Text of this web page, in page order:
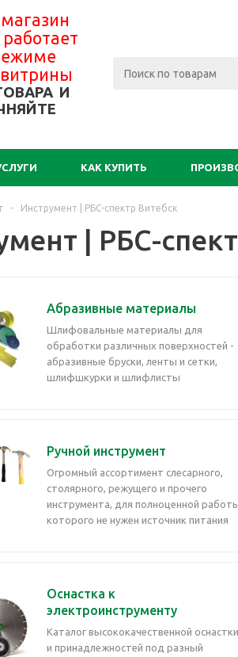
И
КАК КУПИТЬ
- Инструмент | РБС-спектр Витебск
| РБС-
Абразивные материалы
Шлифовальные материалы для
обработки различных поверхностей -
абразивные бруски, ленты и сетки,
шлифшкурки и шлифлисты
Ручной инструмент
Огромный ассортимент слесарного,
столярного, режущего и прочего
инструмента, для полноценной
которого не нужен источник питания
Оснастка к
электроинструменту
Каталог высококачественной оснастки
и принадлежностей под разный